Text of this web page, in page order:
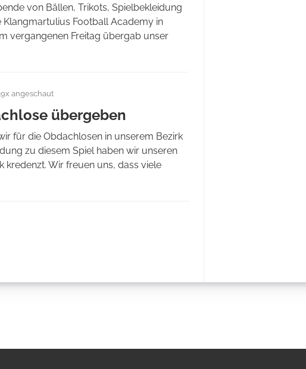
von Bällen, Trikots, Spielbekleidung
Klangmartulius Football Academy in
vergangenen Freitag übergab unser
angeschaut
übergeben
für die Obdachlosen in unserem Bezirk
zu diesem Spiel haben wir unseren
kredenzt. Wir freuen uns, dass viele